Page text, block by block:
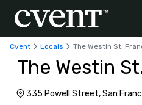
Cvent Locais The Westin St.
The Westin
335 Powell Street, San